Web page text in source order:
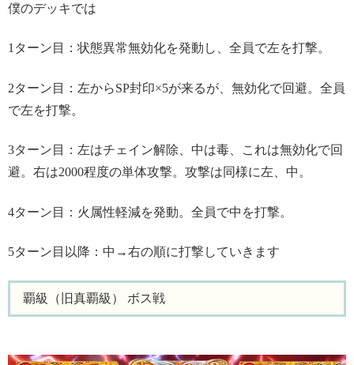
僕のデッキでは
1ターン目：状態異常無効化を発動し、全員で左を打撃。
2ターン目：左からSP封印×5が来るが、無効化で回避。全員
で左を打撃。
3ターン目：左はチェイン解除、中は毒、これは無効化で回
避。右は2000程度の単体攻撃。攻撃は同様に左、中。
4ターン目：火属性軽減を発動。全員で中を打撃。
5ターン目以降：中→右の順に打撃していきます
覇級（旧真覇級） ボス戦